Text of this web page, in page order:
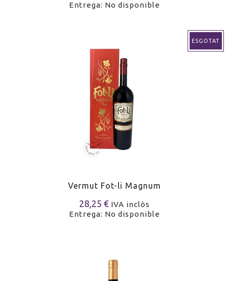
Entrega: No disponible
ESGOTAT
Vermut Fot-li Magnum
28,25 € IVA inclòs
Entrega: No disponible